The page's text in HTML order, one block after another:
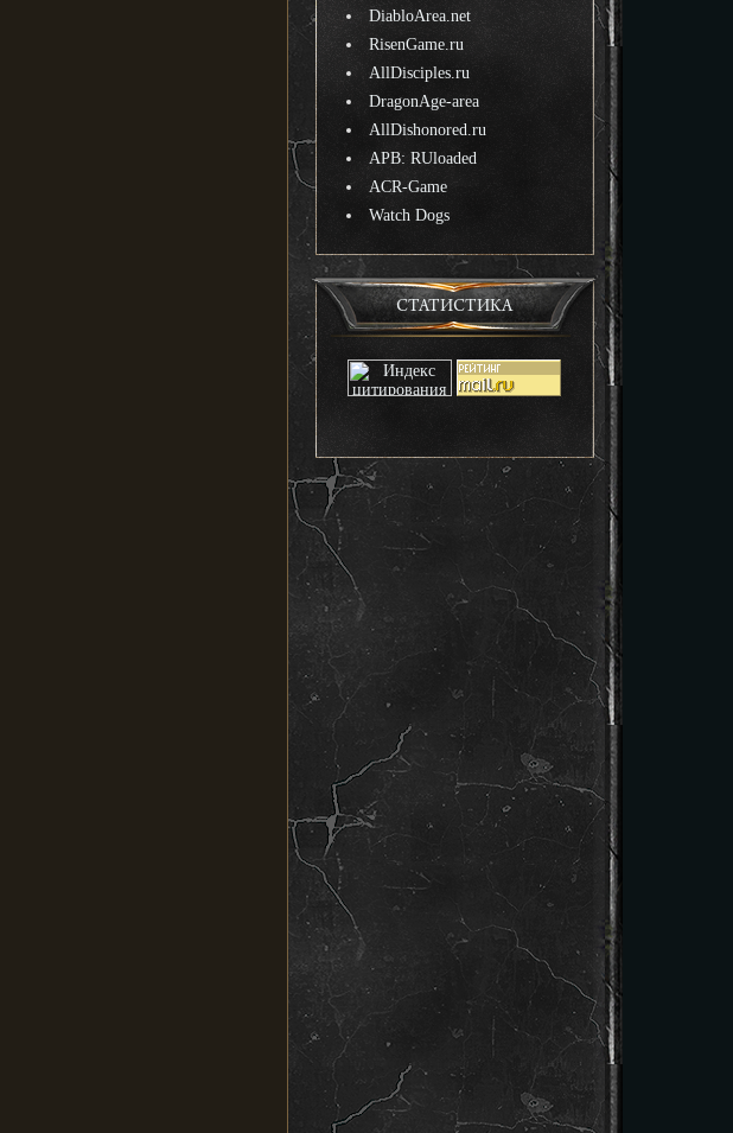
DiabloArea.net
RisenGame.ru
AllDisciples.ru
DragonAge-area
AllDishonored.ru
APB: RUloaded
ACR-Game
Watch Dogs
СТАТИСТИКА